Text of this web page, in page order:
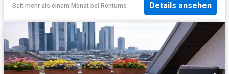
Seit mehr als einem Monat bei Rentumo Details ansehen